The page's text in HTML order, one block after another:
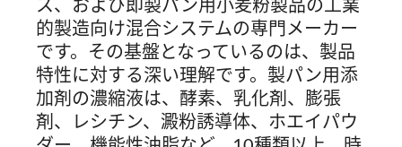
ス、および即製パン用小麦粉製品の工業
的製造向け混合システムの専門メーカー
です。その基盤となっているのは、製品
特性に対する深い理解です。製パン用添
加剤の濃縮液は、酵素、乳化剤、膨張
剤、レシチン、澱粉誘導体、ホエイパウ